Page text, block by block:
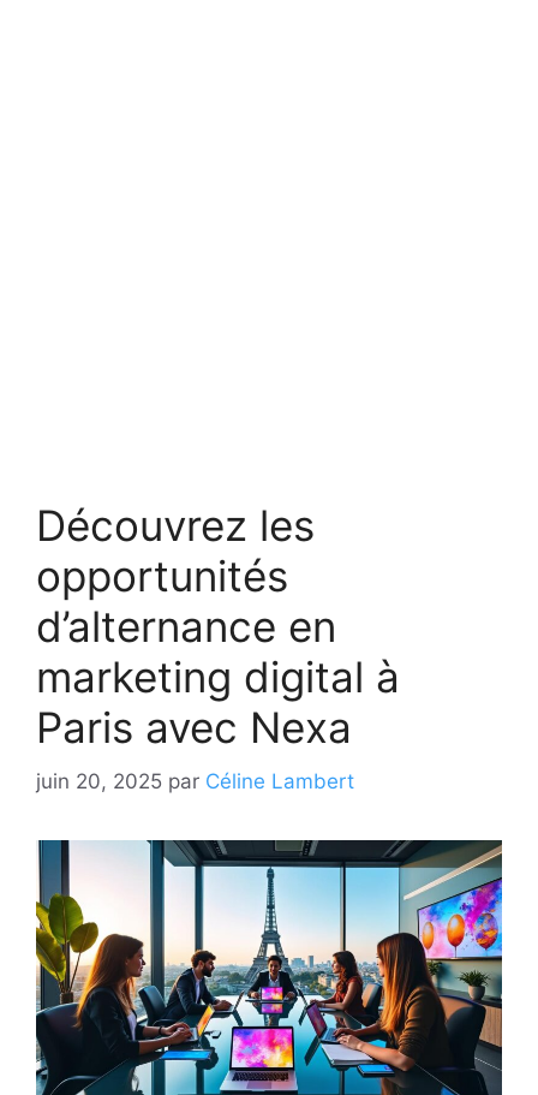
Découvrez les
opportunités
d’alternance en
marketing digital à
Paris avec Nexa
juin 20, 2025 par Céline Lambert